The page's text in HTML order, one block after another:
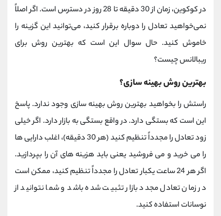
در کوکوین، زمان از 30 دقیقه تا 28 روز در دسترس است. اگر اصلاً
نمی‌خواهید تعادل را دوباره برقرار کنید، می‌توانید این گزینه را
خاموش کنید. حال سوال این است که بهترین روش برای
ریبالانس چیست؟
بهترین روش بهینه سازی؟
راستش را بخواهید بهترین روش بهینه سازی وجود ندارد. پاسخ
این است که بستگی دارد. در واقع بستگی به بازار دارد. اگر خیلی
زود تعادل را مجدداً تنظیم کنید (هر 30 دقیقه)، اغلب دارایی ها
را می خرید و می فروشید یعنی باید هزینه های آن را بپردازید.
اگر هر 24 ساعت یکبار تعادل را مجدداً تنظیم کنید، ممکن است
در زمان تعادل مجدد بازار تثبیت شده باشد و شما نتوانید از
نوسانات استفاده کنید.